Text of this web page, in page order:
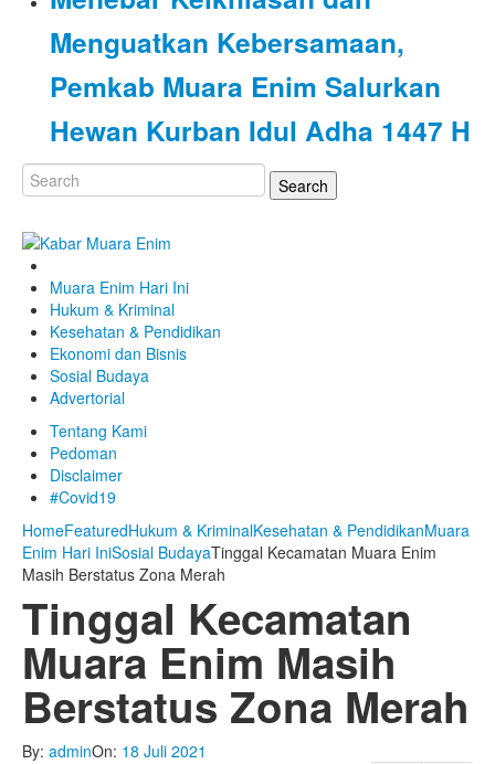
Menguatkan Kebersamaan,
Pemkab Muara Enim Salurkan
Hewan Kurban Idul Adha 1447 H
Muara Enim Hari Ini
Hukum & Kriminal
Kesehatan & Pendidikan
Ekonomi dan Bisnis
Sosial Budaya
Advertorial
Tentang Kami
Pedoman
Disclaimer
#Covid19
HomeFeaturedHukum & KriminalKesehatan & PendidikanMuara
Enim Hari IniSosial BudayaTinggal Kecamatan Muara Enim
Masih Berstatus Zona Merah
Tinggal Kecamatan
Muara Enim Masih
Berstatus Zona Merah
By: adminOn: 18 Juli 2021